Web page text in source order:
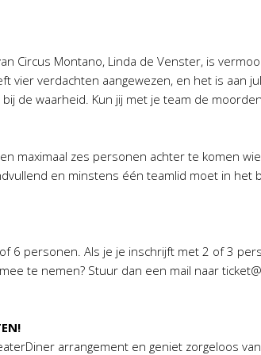
Circus Montano, Linda de Venster, is
vier verdachten aangewezen, en het is
de waarheid. Kun jij met je team de
maximaal zes personen achter te komen
en minstens één teamlid moet in het
6 personen. Als je je inschrijft met 2 of 3
te nemen? Stuur dan een mail naar
arrangement en geniet zorgeloos